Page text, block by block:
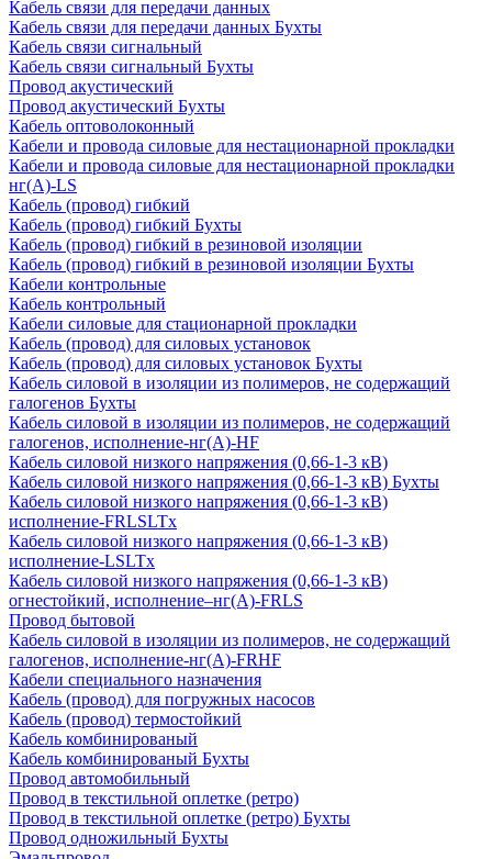
Кабель связи для передачи данных
Кабель связи для передачи данных Бухты
Кабель связи сигнальный
Кабель связи сигнальный Бухты
Провод акустический
Провод акустический Бухты
Кабель оптоволоконный
Кабели и провода силовые для нестационарной прокладки
Кабели и провода силовые для нестационарной прокладки
нг(А)-LS
Кабель (провод) гибкий
Кабель (провод) гибкий Бухты
Кабель (провод) гибкий в резиновой изоляции
Кабель (провод) гибкий в резиновой изоляции Бухты
Кабели контрольные
Кабель контрольный
Кабели силовые для стационарной прокладки
Кабель (провод) для силовых установок
Кабель (провод) для силовых установок Бухты
Кабель силовой в изоляции из полимеров, не содержащий
галогенов Бухты
Кабель силовой в изоляции из полимеров, не содержащий
галогенов, исполнение-нг(А)-HF
Кабель силовой низкого напряжения (0,66-1-3 кВ)
Кабель силовой низкого напряжения (0,66-1-3 кВ) Бухты
Кабель силовой низкого напряжения (0,66-1-3 кВ)
исполнение-FRLSLTx
Кабель силовой низкого напряжения (0,66-1-3 кВ)
исполнение-LSLTx
Кабель силовой низкого напряжения (0,66-1-3 кВ)
огнестойкий, исполнение–нг(А)-FRLS
Провод бытовой
Кабель силовой в изоляции из полимеров, не содержащий
галогенов, исполнение-нг(А)-FRHF
Кабели специального назначения
Кабель (провод) для погружных насосов
Кабель (провод) термостойкий
Кабель комбинированый
Кабель комбинированый Бухты
Провод автомобильный
Провод в текстильной оплетке (ретро)
Провод в текстильной оплетке (ретро) Бухты
Провод одножильный Бухты